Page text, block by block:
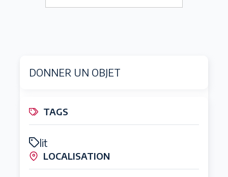
DONNER UN OBJET
TAGS
lit
LOCALISATION